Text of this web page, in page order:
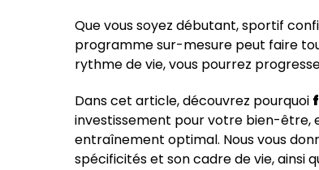
Que vous soyez débutant, sportif
programme sur-mesure peut faire
rythme de vie, vous pourrez
Dans cet article, découvrez pourquoi
investissement pour votre bien-être,
entraînement optimal. Nous vous
spécificités et son cadre de vie, ainsi